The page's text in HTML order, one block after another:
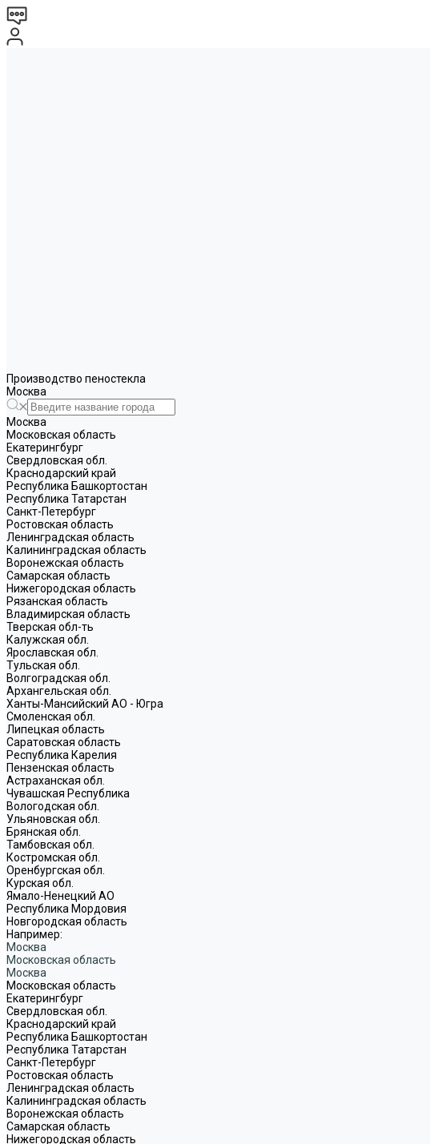
Производство пеностекла
Москва
Москва
Московская область
Екатерингбург
Свердловская обл.
Краснодарский край
Республика Башкортостан
Республика Татарстан
Санкт-Петербург
Ростовская область
Ленинградская область
Калининградская область
Воронежская область
Самарская область
Нижегородская область
Рязанская область
Владимирская область
Тверская обл-ть
Калужская обл.
Ярославская обл.
Тульская обл.
Волгоградская обл.
Архангельская обл.
Ханты-Мансийский АО - Югра
Смоленская обл.
Липецкая область
Саратовская область
Республика Карелия
Пензенская область
Астраханская обл.
Чувашская Республика
Вологодская обл.
Ульяновская обл.
Брянская обл.
Тамбовская обл.
Костромская обл.
Оренбургская обл.
Курская обл.
Ямало-Ненецкий АО
Республика Мордовия
Новгородская область
Например:
Москва
Московская область
Москва
Московская область
Екатерингбург
Свердловская обл.
Краснодарский край
Республика Башкортостан
Республика Татарстан
Санкт-Петербург
Ростовская область
Ленинградская область
Калининградская область
Воронежская область
Самарская область
Нижегородская область